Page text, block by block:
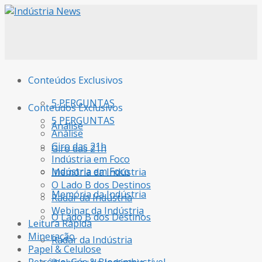
Conteúdos Exclusivos
5 PERGUNTAS
Análise
Giro das 21h
Indústria em Foco
Memória da Indústria
O Lado B dos Destinos
Radar da Indústria
Conteúdos Exclusivos
5 PERGUNTAS
Análise
Giro das 21h
Indústria em Foco
Memória da Indústria
O Lado B dos Destinos
Radar da Indústria
Webinar da Indústria
Leitura Rápida
Mineração
Papel & Celulose